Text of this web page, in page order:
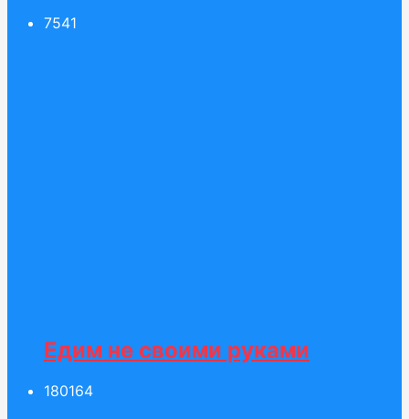
7541
Едим не своими руками
180164